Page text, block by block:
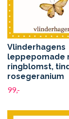
Vlinderhagens
leppepomade
ringblomst,
rosegeranium
99,-